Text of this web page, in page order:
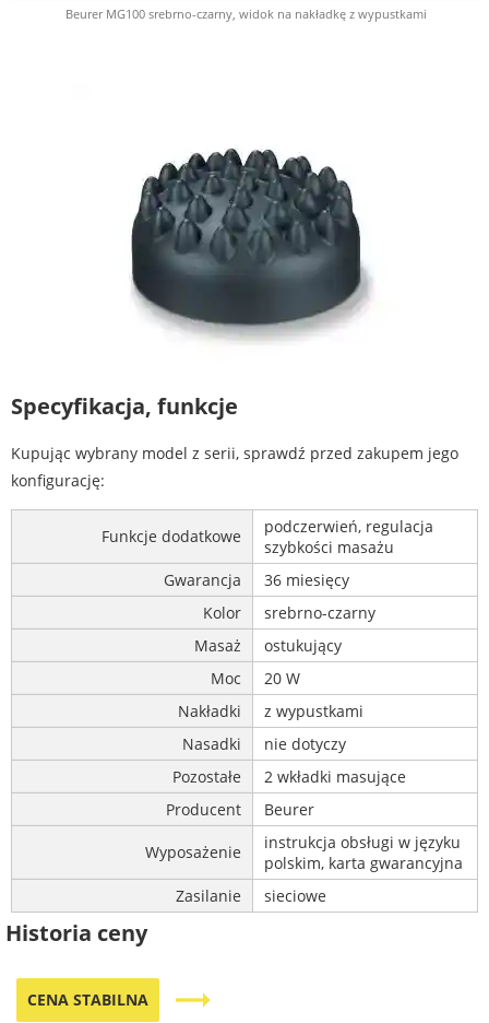
Beurer MG100 srebrno-czarny, widok na nakładkę z wypustkami
Specyfikacja, funkcje
Kupując wybrany model z serii, sprawdź przed zakupem jego
konfigurację:
Funkcje dodatkowe
podczerwień, regulacja
szybkości masażu
Gwarancja
36 miesięcy
Kolor
srebrno-czarny
Masaż
ostukujący
Moc
20 W
Nakładki
z wypustkami
Nasadki
nie dotyczy
Pozostałe
2 wkładki masujące
Producent
Beurer
Wyposażenie
instrukcja obsługi w języku
polskim, karta gwarancyjna
Zasilanie
sieciowe
Historia ceny
CENA STABILNA trending_flat